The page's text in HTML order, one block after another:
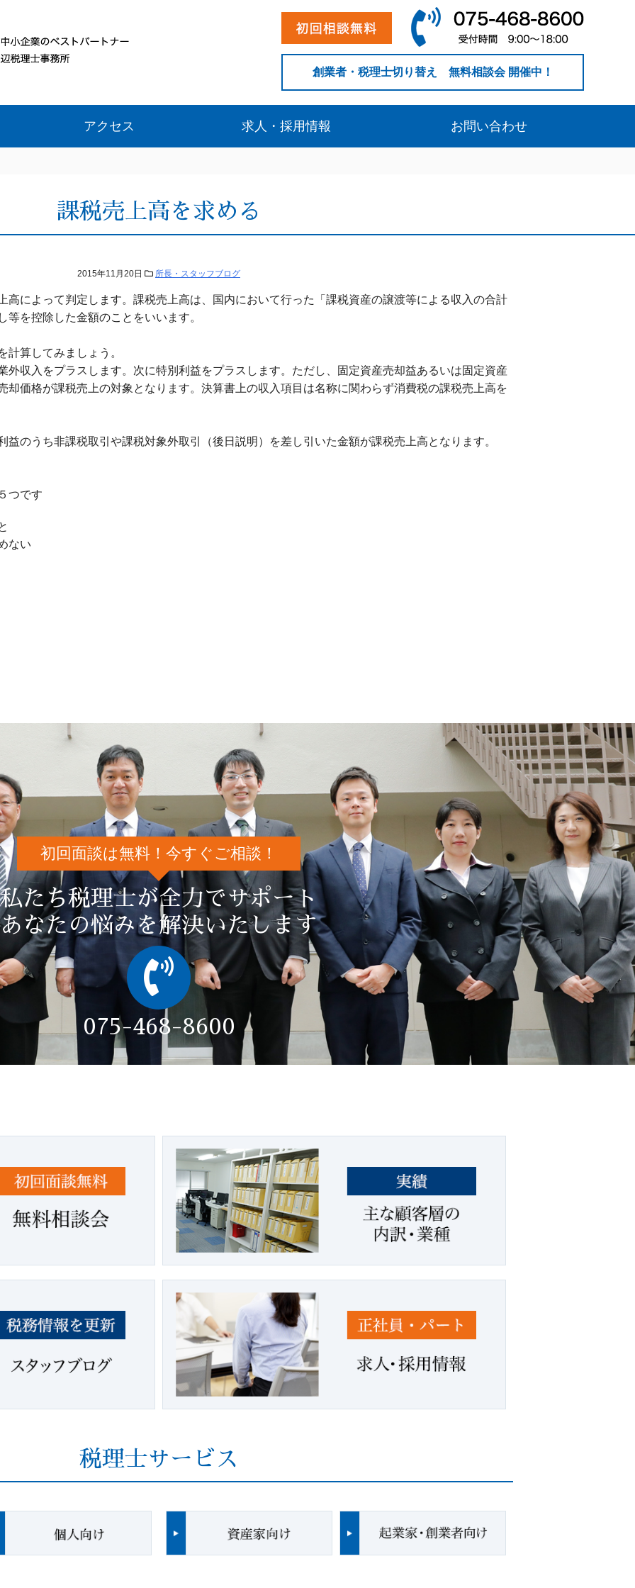
創業者・税理士切り替え 無料相談会 開催中！
アクセス 求人・採用情報 お問い合わせ
課税売上高を求める
2015年11月20日 所長・スタッフブログ
によって判定します。課税売上高は、国内において行った「課税資産の譲渡等による収入の合計
を控除した金額のことをいいます。
算してみましょう。
外収入をプラスします。次に特別利益をプラスします。ただし、固定資産売却益あるいは固定資産
却価格が課税売上の対象となります。決算書上の収入項目は名称に関わらず消費税の課税売上高を
のうち非課税取引や課税対象外取引（後日説明）を差し引いた金額が課税売上高となります。
つです
ない
初回面談は無料！今すぐご相談！
私たち税理士が全力でサポート
あなたの悩みを解決いたします
075-468-8600
税理士サービス